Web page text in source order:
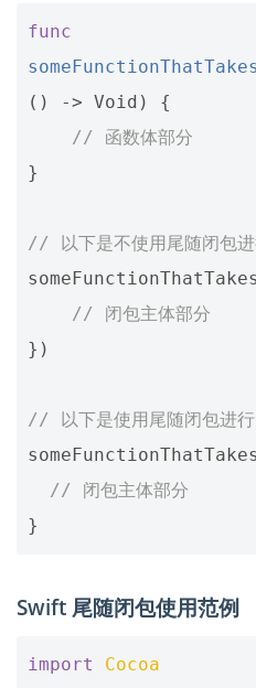
func
()
-> Void )
{
// 函数体部分
}
// 以下是不使用尾随闭包进
// 闭包主体部分
})
// 以下是使用尾随闭包进行
// 闭包主体部分
}
Swift 尾随闭包使用范例
import Cocoa